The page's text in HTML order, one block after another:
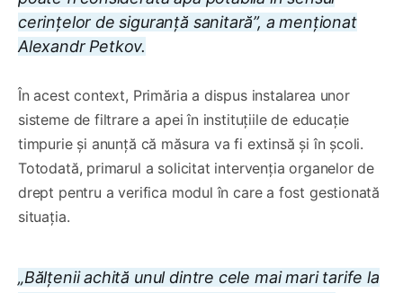
cerințelor de siguranță sanitară”, a menționat
Alexandr Petkov.
În acest context, Primăria a dispus instalarea unor
sisteme de filtrare a apei în instituțiile de educație
timpurie și anunță că măsura va fi extinsă și în școli.
Totodată, primarul a solicitat intervenția organelor de
drept pentru a verifica modul în care a fost gestionată
situația.
„Bălțenii achită unul dintre cele mai mari tarife la